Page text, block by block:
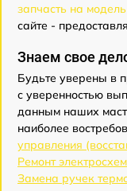
запчасть на
сайте -
Знаем свое
Будьте уверены в
с уверенностью
данным наших
наиболее
управления
Ремонт
Замена ручек